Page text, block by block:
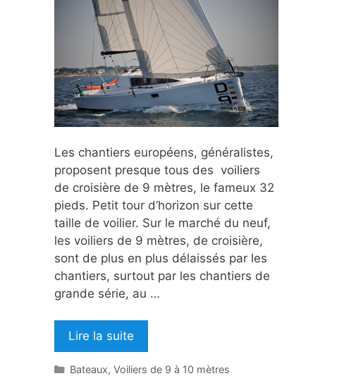
Les chantiers européens, généralistes,
proposent presque tous des voiliers
de croisière de 9 mètres, le fameux 32
pieds. Petit tour d’horizon sur cette
taille de voilier. Sur le marché du neuf,
les voiliers de 9 mètres, de croisière,
sont de plus en plus délaissés par les
chantiers, surtout par les chantiers de
grande série, au …
Lire la suite
Catégories
Bateaux, Voiliers de 9 à 10 mètres